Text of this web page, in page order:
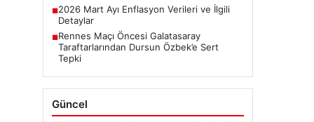
■2026 Mart Ayı Enflasyon Verileri ve İlgili
Detaylar
■Rennes Maçı Öncesi Galatasaray
Taraftarlarından Dursun Özbek’e Sert
Tepki
Güncel